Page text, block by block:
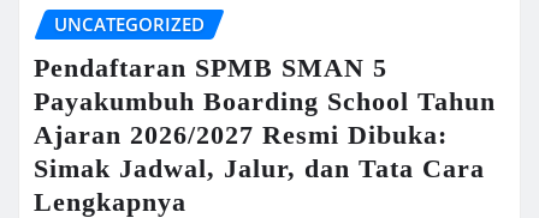
UNCATEGORIZED
Pendaftaran SPMB SMAN 5
Payakumbuh Boarding School Tahun
Ajaran 2026/2027 Resmi Dibuka:
Simak Jadwal, Jalur, dan Tata Cara
Lengkapnya